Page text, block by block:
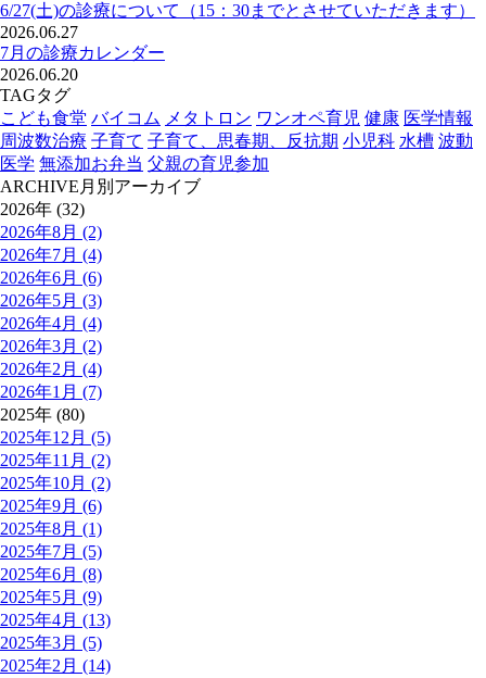
6/27(土)の診療について（15：30までとさせていただきます）
2026.06.27
7月の診療カレンダー
2026.06.20
TAGタグ
こども食堂 バイコム メタトロン ワンオペ育児 健康 医学情報
周波数治療 子育て 子育て、思春期、反抗期 小児科 水槽 波動
医学 無添加お弁当 父親の育児参加
ARCHIVE 月別アーカイブ
2026年 (32)
2026年8月 (2)
2026年7月 (4)
2026年6月 (6)
2026年5月 (3)
2026年4月 (4)
2026年3月 (2)
2026年2月 (4)
2026年1月 (7)
2025年 (80)
2025年12月 (5)
2025年11月 (2)
2025年10月 (2)
2025年9月 (6)
2025年8月 (1)
2025年7月 (5)
2025年6月 (8)
2025年5月 (9)
2025年4月 (13)
2025年3月 (5)
2025年2月 (14)